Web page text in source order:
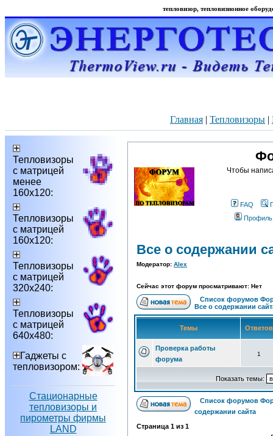
тепловизор, тепловизионное
Главная | Тепловизоры |
Тепловизоры
с матрицей
менее
160х120:
Тепловизоры
с матрицей
160х120:
Тепловизоры
с матрицей
320х240:
Тепловизоры
с матрицей
640х480:
Гаджеты с
тепловизором:
Стационарные
тепловизоры и
пирометры фирмы
LAND
Чтобы
FAQ
Профиль
Все о содержании
Модератор: Alex
Сейчас этот форум просматривают: Нет
Список форумов
Все о содержании
Темы
Проверка работы
форума
1
Показать темы:
Список форумов
содержании сайта
Страница 1 из 1